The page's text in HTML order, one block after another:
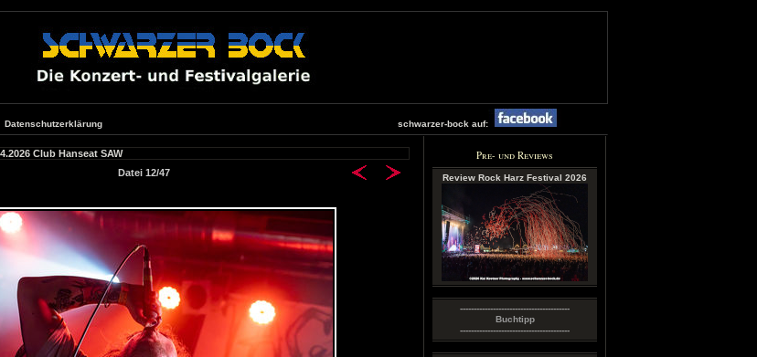
Datenschutzerklärung schwarzer-bock auf:
Pre- und Reviews
Review Rock Harz Festival 2026
----------------------------------------
Buchtipp
----------------------------------------
Club Hanseat SAW
Datei 12/47